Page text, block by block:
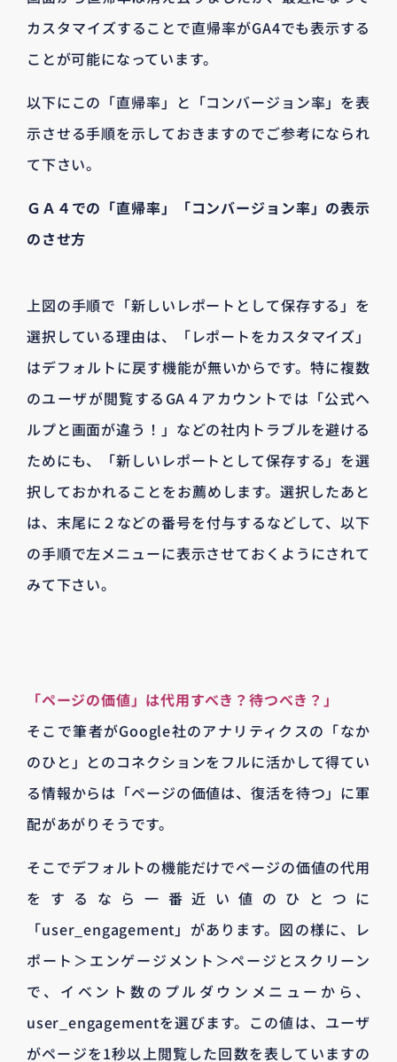
カスタマイズすることで直帰率がGA4でも表示する
ことが可能になっています。
以下にこの「直帰率」と「コンバージョン率」を表
示させる手順を示しておきますのでご参考になられ
て下さい。
ＧＡ４での「直帰率」「コンバージョン率」の表示
のさせ方
上図の手順で「新しいレポートとして保存する」を
選択している理由は、「レポートをカスタマイズ」
はデフォルトに戻す機能が無いからです。特に複数
のユーザが閲覧するGA４アカウントでは「公式ヘ
ルプと画面が違う！」などの社内トラブルを避ける
ためにも、「新しいレポートとして保存する」を選
択しておかれることをお薦めします。選択したあと
は、末尾に２などの番号を付与するなどして、以下
の手順で左メニューに表示させておくようにされて
みて下さい。
「ページの価値」は代用すべき？待つべき？」
そこで筆者がGoogle社のアナリティクスの「なか
のひと」とのコネクションをフルに活かして得てい
る情報からは「ページの価値は、復活を待つ」に軍
配があがりそうです。
そこでデフォルトの機能だけでページの価値の代用
をするなら一番近い値のひとつに
「user_engagement」があります。図の様に、レ
ポート＞エンゲージメント＞ページとスクリーン
で、イベント数のプルダウンメニューから、
user_engagementを選びます。この値は、ユーザ
がページを1秒以上閲覧した回数を表していますの